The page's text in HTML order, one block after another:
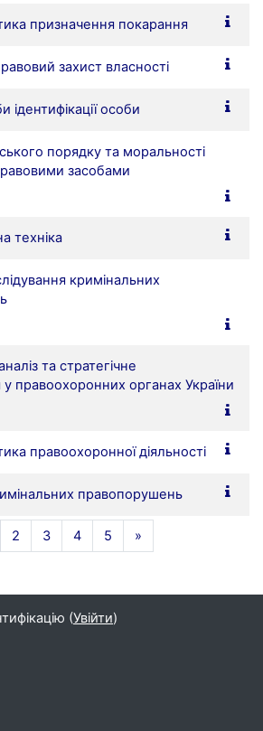
призначення покарання
захист власності
ідентифікації особи
порядку та моральності
засобами
техніка
кримінальних
та стратегічне
правоохоронних органах України
правоохоронної діяльності
правопорушень
2 3 4 5 »Далі
(Увійти)